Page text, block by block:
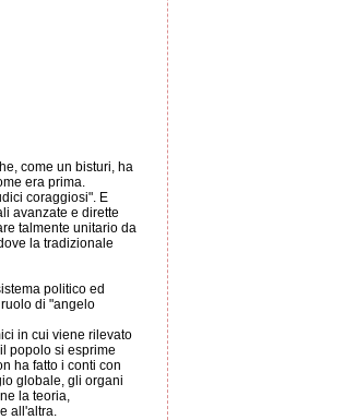
come un bisturi, ha
era prima.
coraggiosi". E
avanzate e dirette
talmente unitario da
la tradizionale
politico ed
di "angelo
in cui viene rilevato
popolo si esprime
ha fatto i conti con
globale, gli organi
la teoria,
all'altra.